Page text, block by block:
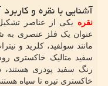
آشنایی با نقره و
نقره یکی از عناصر
عنوان یک فلز عنصری به
مانند سولفید، کلرید و
سفید متالیک خاکستری
رنگ سفید پودری هستند،
خاکستری تیره تا سیاه